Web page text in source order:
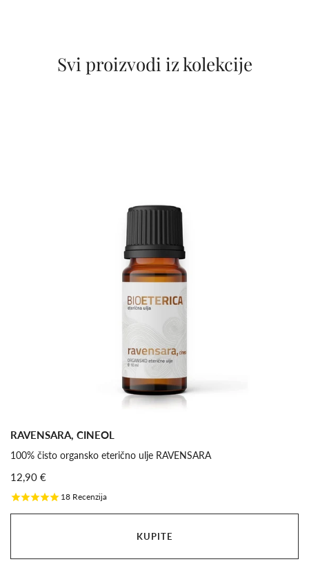
Svi proizvodi iz kolekcije
RAVENSARA, CINEOL
100% čisto organsko eterično ulje RAVENSARA
12,90 €
18 Recenzija
KUPITE